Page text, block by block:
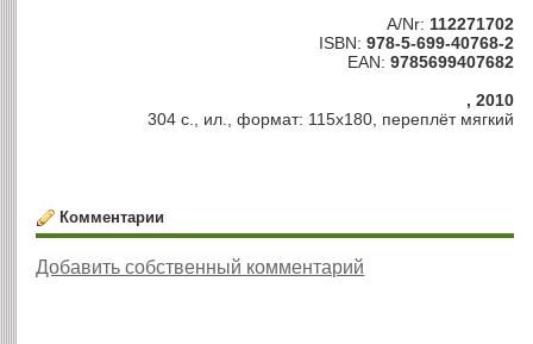
A/Nr: 112271702
ISBN: 978-5-699-40768-2
EAN: 9785699407682
, 2010
304 с., ил., формат: 115х180, переплёт мягкий
Комментарии
Добавить собственный комментарий